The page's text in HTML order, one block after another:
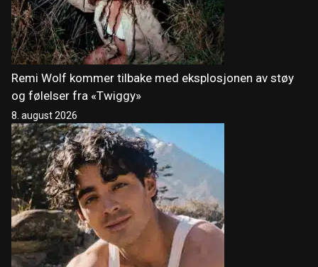
Remi Wolf kommer tilbake med eksplosjonen av støy
og følelser fra «Twiggy»
8. august 2026